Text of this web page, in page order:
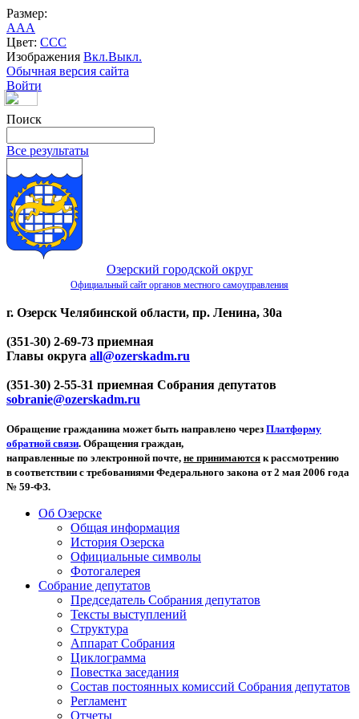
Размер:
AAA
Цвет: CCC
Изображения Вкл.Выкл.
Обычная версия сайта
Войти
Поиск
Все результаты
Озерский городской округ
Официальный сайт органов местного самоуправления
г. Озерск Челябинской области, пр. Ленина, 30а
(351-30) 2-69-73 приемная
Главы округа all@ozerskadm.ru
(351-30) 2-55-31 приемная Собрания депутатов
sobranie@ozerskadm.ru
Обращение гражданина может быть направлено через Платформу
обратной связи. Обращения граждан,
направленные по электронной почте, не принимаются к рассмотрению
в соответствии с требованиями Федерального закона от 2 мая 2006 года
№ 59-ФЗ.
Об Озерске
Общая информация
История Озерска
Официальные символы
Фотогалерея
Собрание депутатов
Председатель Собрания депутатов
Тексты выступлений
Структура
Аппарат Собрания
Циклограмма
Повестка заседания
Состав постоянных комиссий Собрания депутатов
Регламент
Отчеты